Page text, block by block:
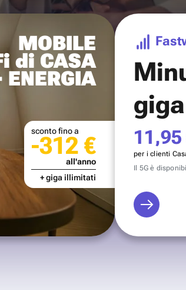
MOBILE
di CASA
ENERGIA
sconto fino a
-312 €
all'anno
+ giga illimitati
11,95
per i clienti
Il 5G è